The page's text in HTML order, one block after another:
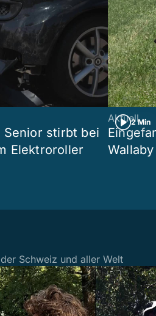
Senior stirbt bei
Elektroroller
2 Min
Aktuell
Schweiz und aller Welt